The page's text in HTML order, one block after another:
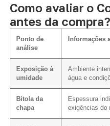
Como avaliar o
antes da compra?
Ponto de
análise
Informações
Exposição à
umidade
Ambiente
água e
Bitola da
chapa
Espessura
exigências do